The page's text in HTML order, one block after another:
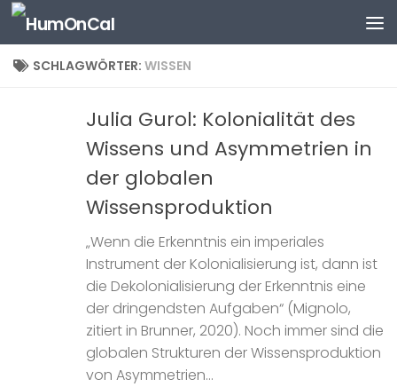
Zum Inhalt springen
SCHLAGWÖRTER: WISSEN
Julia Gurol: Kolonialität des
Wissens und Asymmetrien in
der globalen
Wissensproduktion
„Wenn die Erkenntnis ein imperiales
Instrument der Kolonialisierung ist, dann ist
die Dekolonialisierung der Erkenntnis eine
der dringendsten Aufgaben“ (Mignolo,
zitiert in Brunner, 2020). Noch immer sind die
globalen Strukturen der Wissensproduktion
von Asymmetrien...